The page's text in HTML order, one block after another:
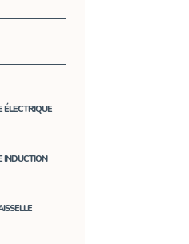
ÉLECTRIQUE
INDUCTION